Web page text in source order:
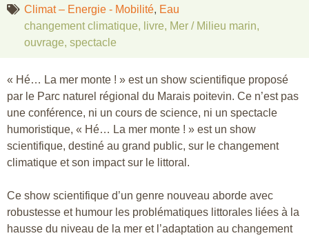
« Hé… La mer monte ! » est un show scientifique proposé
par le Parc naturel régional du Marais poitevin. Ce n’est pas
une conférence, ni un cours de science, ni un spectacle
humoristique, « Hé… La mer monte ! » est un show
scientifique, destiné au grand public, sur le changement
climatique et son impact sur le littoral.
Ce show scientifique d’un genre nouveau aborde avec
robustesse et humour les problématiques littorales liées à la
hausse du niveau de la mer et l’adaptation au changement
Climat – Energie - Mobilité, Eau
changement climatique, livre, Mer / Milieu marin,
ouvrage, spectacle